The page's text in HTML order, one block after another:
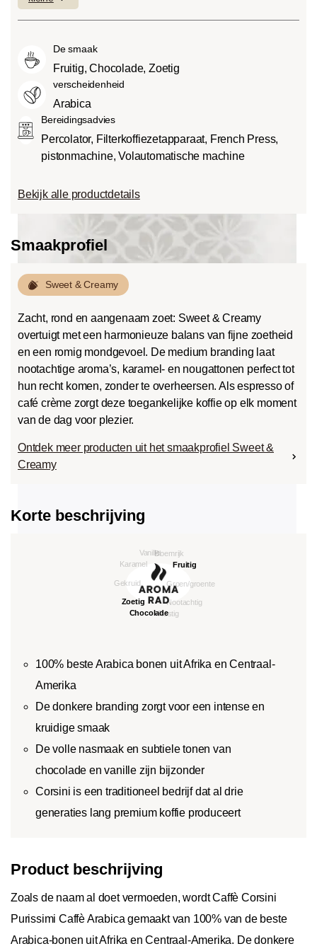
laag bitterheidsniveau.
light roasts, met een evenwichtige
smaak en volle body.
Dark roast (French-/Italian):
Chocoladezoete body met uitgesproken
geroosterde smaken en bitterheid met
een lage zuurgraad.
soort boon, de hoogte van de teelt, de
herkomst en vooral het brandproces.
De smaak
Fruitig, Chocolade, Zoetig
verscheidenheid
Arabica
Bereidingsadvies
Percolator, Filterkoffiezetapparaat, French Press,
pistonmachine, Volautomatische machine
Bekijk alle productdetails
Smaakprofiel
Sweet & Creamy
Zacht, rond en aangenaam zoet: Sweet & Creamy
overtuigt met een harmonieuze balans van fijne zoetheid
en een romig mondgevoel. De medium branding laat
nootachtige aroma’s, karamel- en nougattonen perfect tot
hun recht komen, zonder te overheersen. Als espresso of
café crème zorgt deze toegankelijke koffie op elk moment
van de dag voor plezier.
Ontdek meer producten uit het smaakprofiel Sweet &
Creamy
Korte beschrijving
100% beste Arabica bonen uit Afrika en Centraal-
Amerika
De donkere branding zorgt voor een intense en
kruidige smaak
De volle nasmaak en subtiele tonen van
chocolade en vanille zijn bijzonder
Corsini is een traditioneel bedrijf dat al drie
generaties lang premium koffie produceert
Product beschrijving
Zoals de naam al doet vermoeden, wordt Caffè Corsini
Purissimi Caffè Arabica gemaakt van 100% van de beste
Arabica-bonen uit Afrika en Centraal-Amerika. De donkere